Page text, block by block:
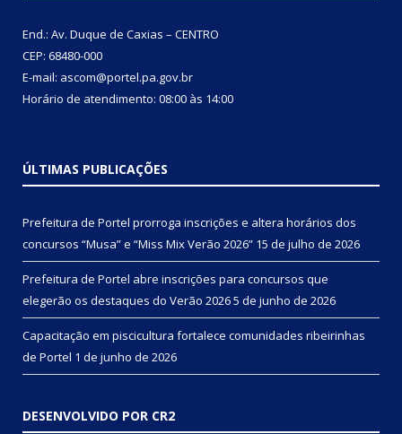
End.: Av. Duque de Caxias – CENTRO
CEP: 68480-000
E-mail: ascom@portel.pa.gov.br
Horário de atendimento: 08:00 às 14:00
ÚLTIMAS PUBLICAÇÕES
Prefeitura de Portel prorroga inscrições e altera horários dos
concursos “Musa” e “Miss Mix Verão 2026” 15 de julho de 2026
Prefeitura de Portel abre inscrições para concursos que
elegerão os destaques do Verão 20265 de junho de 2026
Capacitação em piscicultura fortalece comunidades ribeirinhas
de Portel 1 de junho de 2026
DESENVOLVIDO POR CR2